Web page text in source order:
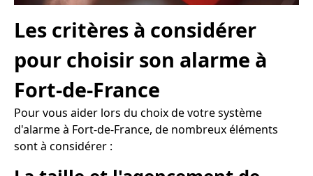
Les critères à considérer
pour choisir son alarme à
Fort-de-France
Pour vous aider lors du choix de votre système
d'alarme à Fort-de-France, de nombreux éléments
sont à considérer :